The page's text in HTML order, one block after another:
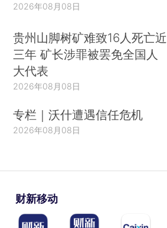
2026年08月08日
贵州山脚树矿难致16人死亡近
三年 矿长涉罪被罢免全国人
大代表
2026年08月08日
专栏｜沃什遭遇信任危机
2026年08月08日
财新移动